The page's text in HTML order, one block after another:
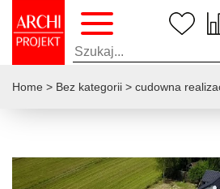
Home > Bez kategorii > cudowna